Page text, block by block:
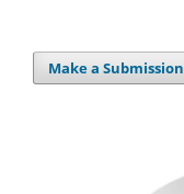
Make a Submission